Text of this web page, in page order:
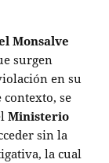
Monsalve
surgen
en su
se
Ministerio
sin la
la cual